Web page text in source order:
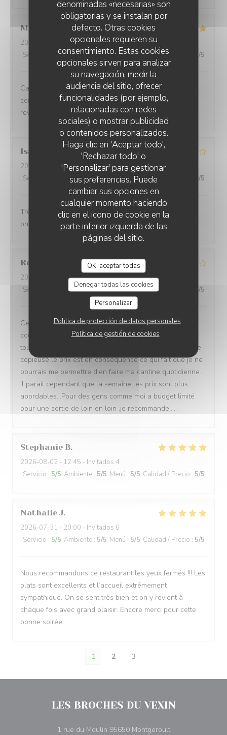
denominadas «necesarias» son
obligatorias y se instalan por
defecto. Otras cookies
opcionales requieren su
consentimiento. Estas cookies
opcionales sirven para analizar
su navegación, medir la
audiencia del sitio, ofrecer
funcionalidades (por ejemplo,
relacionadas con redes
sociales) o mostrar publicidad
o contenidos personalizados.
Haga clic en 'Aceptar todo',
'Rechazar todo' o
'Personalizar' para gestionar
sus preferencias. Puede
cambiar sus opciones en
cualquier momento haciendo
clic en el icono de cookie en la
parte inferior izquierda de las
páginas del sitio.
OK, aceptar todas
Denegar todas las cookies
Personalizar
Política de protección de datos personales
Política de gestión de cookies
Marie-Anne O
2026-08-05
- 12:30 - Invitados 6
Servicio
/5 Ambiente : 5/5 Menú: 5/5 Calidad / Precio /5
Cadre très agréable, accueil personnalisé et contact
convivial. Les plats proposés sont faits maison. Nous
reviendrons
Isabelle
2026-08-02
- 12:30 - Invitados 2
Servicio
Ambiente:4/5 Menú: /5 Calidad / Precio 4/5
Très bon accueil les plats sont généreux et gourmands
on adore
Réthoré
2026-08-01
- 20:00 - Invitados 2
Servicio
Ambiente:4/5 Menú:4/5 Calidad / Precio 4/5
Cela fait maintenant 4 ou 5 fois que je vais diner en
couple le samedi soir dans ce restaurant l'acceuille
toujours jovial et chaleureux,doublé d'une bonne cuisine
copieuse le prix est en conséquence ce qui fait que je ne
pourrais me permettre d'en faire ma cantine quotidienne...
il parait cependant que la semaine les prix sont plus
abordables...Pour des gens comme moi a budget limité
pour une sortie de loin en loin ,je recommande.....
Stephanie B
2026-08-02 - 12:45 - Invitados 4
Servicio : 5/5 Ambiente : 5/5 Menú : 5/5 Calidad / Precio : 5/5
Nathalie J
2026-07-31 - 20:00 - Invitados 6
Servicio : 5/5 Ambiente : 5/5 Menú : 5/5 Calidad / Precio : 5/5
Nous recommandons ce restaurant les yeux fermés !!! Les
plats sont excellents et l’accueil extrêmement
sympathique. On se sent très bien et on y revient à
chaque fois avec grand plaisir. Encore merci pour cette
bonne soirée.
1 2 3
LES BROCHES DU VEXIN
1 rue du Moulin 95650 Montgeroult((abre en una